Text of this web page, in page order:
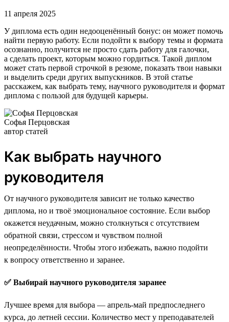
11 апреля 2025
У диплома есть один недооценённый бонус: он может помочь
найти первую работу. Если подойти к выбору темы и формата
осознанно, получится не просто сдать работу для галочки,
а сделать проект, которым можно гордиться. Такой диплом
может стать первой строчкой в резюме, показать твои навыки
и выделить среди других выпускников. В этой статье
расскажем, как выбрать тему, научного руководителя и формат
диплома с пользой для будущей карьеры.
Софья Перцовская
автор статей
Как выбрать научного
руководителя
От научного руководителя зависит не только качество
диплома, но и твоё эмоциональное состояние. Если выбор
окажется неудачным, можно столкнуться с отсутствием
обратной связи, стрессом и чувством полной
неопределённости. Чтобы этого избежать, важно подойти
к вопросу ответственно и заранее.
✅ Выбирай научного руководителя заранее
Лучшее время для выбора — апрель-май предпоследнего
курса, до летней сессии. Количество мест у преподавателей